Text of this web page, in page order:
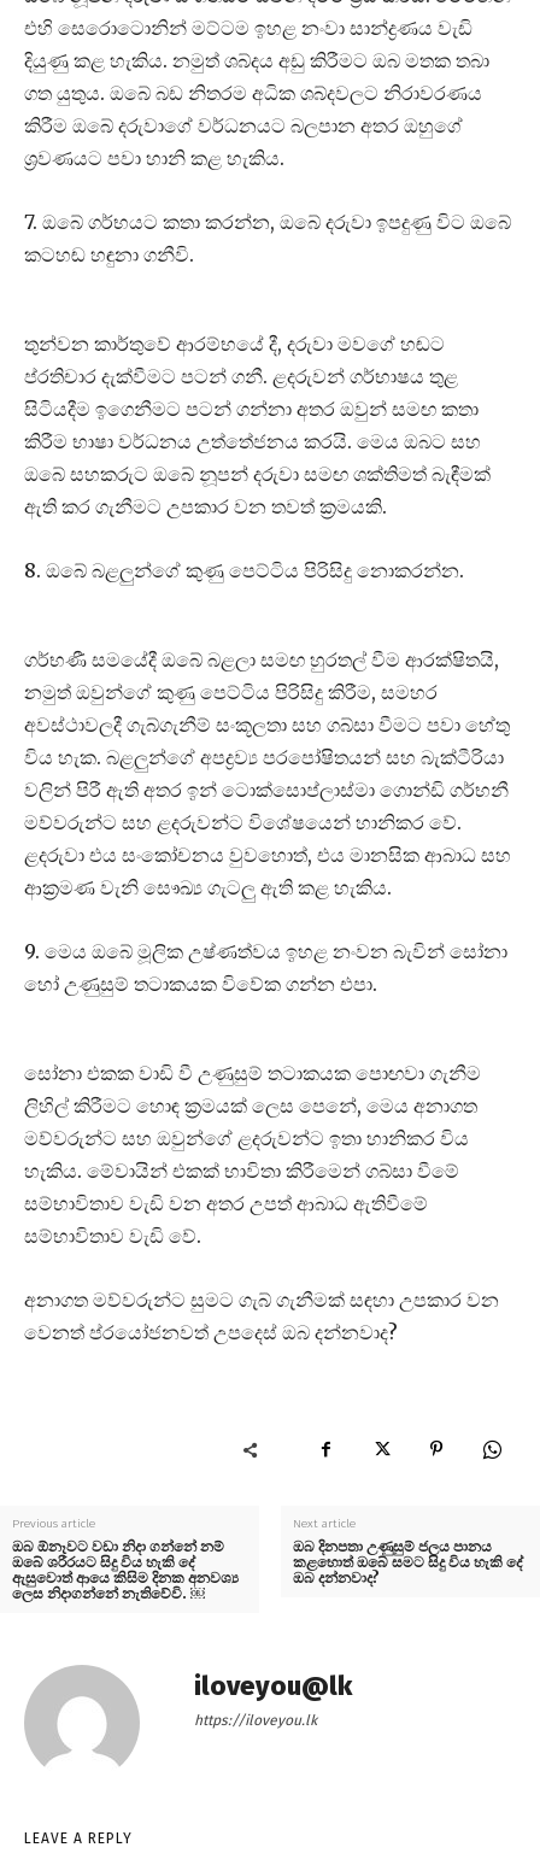
එහි සෙරොටොනින් මට්ටම ඉහළ නංවා සාන්ද්‍රණය වැඩි
දියුණු කළ හැකිය. නමුත් ශබ්දය අඩු කිරීමට ඔබ මතක තබා
ගත යුතුය. ඔබේ බඩ නිතරම අධික ශබ්දවලට නිරාවරණය
කිරීම ඔබේ දරුවාගේ වර්ධනයට බලපාන අතර ඔහුගේ
ශ්‍රවණයට පවා හානි කළ හැකිය.
7. ඔබේ ගර්භයට කතා කරන්න, ඔබේ දරුවා ඉපදුණු විට ඔබේ
කටහඬ හඳුනා ගනීවි.
තුන්වන කාර්තුවේ ආරම්භයේ දී, දරුවා මවගේ හඬට
ප්රතිචාර දැක්වීමට පටන් ගනී. ළදරුවන් ගර්භාෂය තුළ
සිටියදීම ඉගෙනීමට පටන් ගන්නා අතර ඔවුන් සමඟ කතා
කිරීම භාෂා වර්ධනය උත්තේජනය කරයි. මෙය ඔබට සහ
ඔබේ සහකරුට ඔබේ නූපන් දරුවා සමඟ ශක්තිමත් බැඳීමක්
ඇති කර ගැනීමට උපකාර වන තවත් ක්‍රමයකි.
8. ඔබේ බළලුන්ගේ කුණු පෙට්ටිය පිරිසිදු නොකරන්න.
ගර්භණී සමයේදී ඔබේ බළලා සමඟ හුරතල් වීම ආරක්ෂිතයි,
නමුත් ඔවුන්ගේ කුණු පෙට්ටිය පිරිසිදු කිරීම, සමහර
අවස්ථාවලදී ගැබ්ගැනීම් සංකූලතා සහ ගබ්සා වීමට පවා හේතු
විය හැක. බළලුන්ගේ අපද්‍රව්‍ය පරපෝෂිතයන් සහ බැක්ටීරියා
වලින් පිරී ඇති අතර ඉන් ටොක්සොප්ලාස්මා ගොන්ඩි ගර්භනී
මව්වරුන්ට සහ ළදරුවන්ට විශේෂයෙන් හානිකර වේ.
ළදරුවා එය සංකෝචනය වුවහොත්, එය මානසික ආබාධ සහ
ආක්‍රමණ වැනි සෞඛ්‍ය ගැටලු ඇති කළ හැකිය.
9. මෙය ඔබේ මූලික උෂ්ණත්වය ඉහළ නංවන බැවින් සෝනා
හෝ උණුසුම් තටාකයක විවේක ගන්න එපා.
සෝනා එකක වාඩි වී උණුසුම් තටාකයක පොඟවා ගැනීම
ලිහිල් කිරීමට හොඳ ක්‍රමයක් ලෙස පෙනේ, මෙය අනාගත
මව්වරුන්ට සහ ඔවුන්ගේ ළදරුවන්ට ඉතා හානිකර විය
හැකිය. මේවායින් එකක් භාවිතා කිරීමෙන් ගබ්සා වීමේ
සම්භාවිතාව වැඩි වන අතර උපත් ආබාධ ඇතිවීමේ
සම්භාවිතාව වැඩි වේ.
අනාගත මව්වරුන්ට සුමට ගැබ් ගැනීමක් සඳහා උපකාර වන
වෙනත් ප්රයෝජනවත් උපදෙස් ඔබ දන්නවාද?
Previous article
ඔබ ඕනෑවට වඩා නිදා ගන්නේ නම්
ඔබේ ශරීරයට සිදු විය හැකි දේ
ඇසුවොත් ආයෙ කිසිම දිනක අනවශ්‍ය
ලෙස නිදාගන්නේ නැතිවේවි. ￼
Next article
ඔබ දිනපතා උණුසුම් ජලය පානය
කළහොත් ඔබේ සමට සිදු විය හැකි දේ
ඔබ දන්නවාද?
iloveyou@lk
https://iloveyou.lk
LEAVE A REPLY